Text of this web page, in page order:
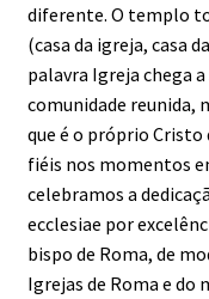
diferente. O templo
(casa da igreja, casa
palavra Igreja chega
comunidade reunida,
que é o próprio Cristo
fiéis nos momentos
celebramos a
ecclesiae por
bispo de Roma, de
Igrejas de Roma e do